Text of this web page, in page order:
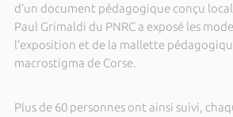
d’un document pédagogique conçu
Paul Grimaldi du PNRC a exposé les
l’exposition et de la mallette
macrostigma de Corse.
Plus de 60 personnes ont ainsi suivi,